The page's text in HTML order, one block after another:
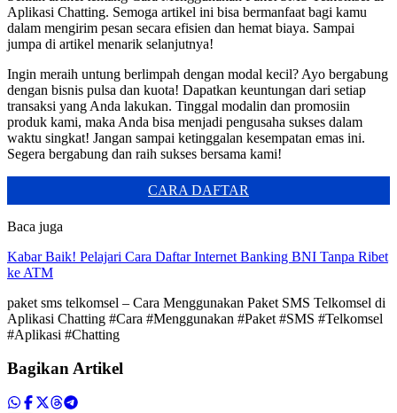
Aplikasi Chatting. Semoga artikel ini bisa bermanfaat bagi kamu
dalam mengirim pesan secara efisien dan hemat biaya. Sampai
jumpa di artikel menarik selanjutnya!
Ingin meraih untung berlimpah dengan modal kecil? Ayo bergabung
dengan bisnis pulsa dan kuota! Dapatkan keuntungan dari setiap
transaksi yang Anda lakukan. Tinggal modalin dan promosiin
produk kami, maka Anda bisa menjadi pengusaha sukses dalam
waktu singkat! Jangan sampai ketinggalan kesempatan emas ini.
Segera bergabung dan raih sukses bersama kami!
CARA DAFTAR
Baca juga
Kabar Baik! Pelajari Cara Daftar Internet Banking BNI Tanpa Ribet
ke ATM
paket sms telkomsel – Cara Menggunakan Paket SMS Telkomsel di
Aplikasi Chatting #Cara #Menggunakan #Paket #SMS #Telkomsel
#Aplikasi #Chatting
Bagikan Artikel